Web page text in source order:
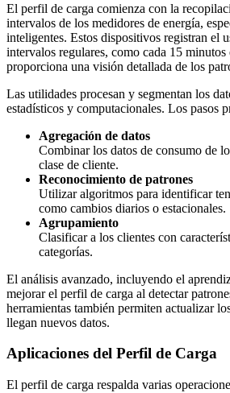
El perfil de carga comienza con la
intervalos de los medidores de energía,
inteligentes. Estos dispositivos registran el
intervalos regulares, como cada 15 minutos
proporciona una visión detallada de los
Las utilidades procesan y segmentan los
estadísticos y computacionales. Los pasos
Agregación de datos
Combinar los datos de consumo de
clase de cliente.
Reconocimiento de patrones
Utilizar algoritmos para identificar
como cambios diarios o estacionales.
Agrupamiento
Clasificar a los clientes con
categorías.
El análisis avanzado, incluyendo el
mejorar el perfil de carga al detectar
herramientas también permiten actualizar
llegan nuevos datos.
Aplicaciones del Perfil de Carga
El perfil de carga respalda varias